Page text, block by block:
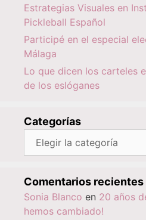
Estrategias Visuales en
Pickleball Español
Participé en el especial
Málaga
Lo que dicen los carteles
de los eslóganes
Categorías
Comentarios recientes
Sonia Blanco en 20 años
hemos cambiado!